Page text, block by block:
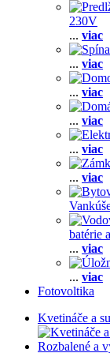
230V
... viac
... viac
... viac
... viac
... viac
... viac
batérie
... viac
... viac
Fotovoltika
Kvetináče a
Rozbalené a